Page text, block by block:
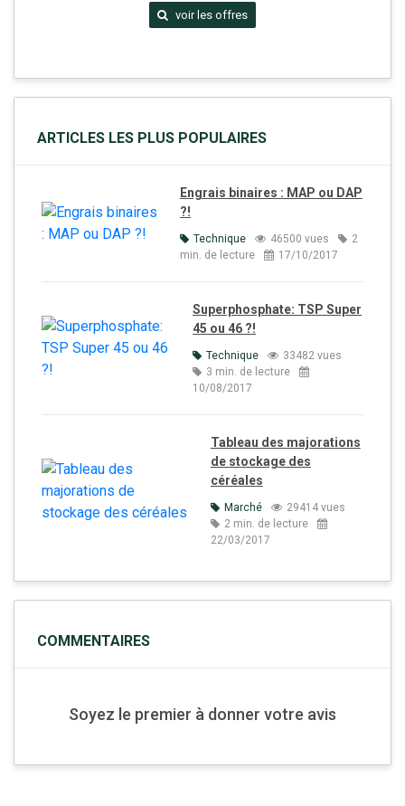
voir les offres
ARTICLES LES PLUS POPULAIRES
Engrais binaires : MAP ou DAP
?!
Technique 46500 vues
2
min. de lecture
17/10/2017
Superphosphate: TSP Super
45 ou 46 ?!
Technique
33482 vues
3 min. de lecture
10/08/2017
Tableau des majorations
de stockage des
céréales
Marché
29414 vues
2 min. de lecture
22/03/2017
COMMENTAIRES
Soyez le premier à donner votre avis